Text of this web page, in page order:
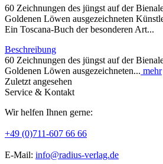
60 Zeichnungen des jüngst auf der
Goldenen Löwen ausgezeichneten
Ein Toscana-Buch der besonderen Art...
Beschreibung
60 Zeichnungen des jüngst auf der
Goldenen Löwen ausgezeichneten... mehr
Zuletzt angesehen
Service & Kontakt
Wir helfen Ihnen gerne:
+49 (0)711-607 66 66
E-Mail: info@radius-verlag.de